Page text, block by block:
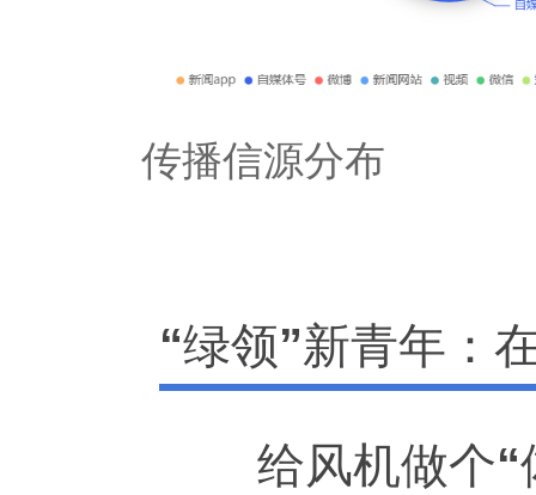
传播信源分布
“绿领”新青年：
给风机做个“